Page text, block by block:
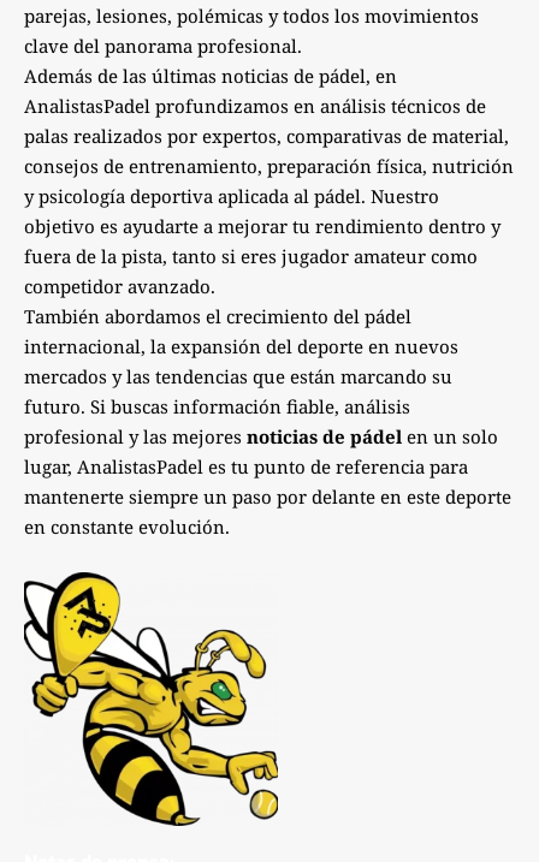
parejas, lesiones, polémicas y todos los movimientos
clave del panorama profesional.
Además de las últimas noticias de pádel, en
AnalistasPadel profundizamos en análisis técnicos de
palas realizados por expertos, comparativas de material,
consejos de entrenamiento, preparación física, nutrición
y psicología deportiva aplicada al pádel. Nuestro
objetivo es ayudarte a mejorar tu rendimiento dentro y
fuera de la pista, tanto si eres jugador amateur como
competidor avanzado.
También abordamos el crecimiento del pádel
internacional, la expansión del deporte en nuevos
mercados y las tendencias que están marcando su
futuro. Si buscas información fiable, análisis
profesional y las mejores noticias de pádel en un solo
lugar, AnalistasPadel es tu punto de referencia para
mantenerte siempre un paso por delante en este deporte
en constante evolución.